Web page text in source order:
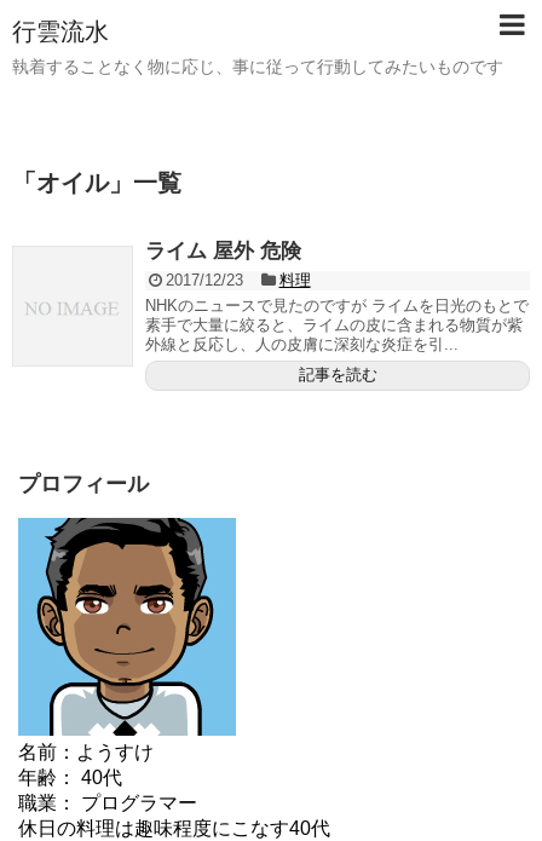
行雲流水
執着することなく物に応じ、事に従って行動してみたいものです
「 オイル」 一覧
ライム 屋外 危険
2017/12/23
料理
NHKのニュースで見たのですが ライムを日光のもとで
素手で大量に絞ると、ライムの皮に含まれる物質が紫
外線と反応し、人の皮膚に深刻な炎症を引...
記事を読む
プロフィール
名前：ようすけ
年齢： 40代
職業： プログラマー
休日の料理は趣味程度にこなす40代